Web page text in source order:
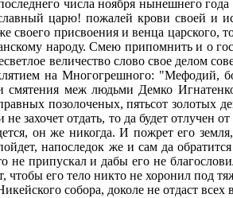
числа ноября нынешнего
царю! пожалей крови своей и
присвоения и венца царского,
народу. Смею припомнить и о
величество слово свое делом
на Многогрешного: "Мефодий,
меж людьми Демко
позолоченых, пятьсот золотых
захочет отдать, то да будет
он же никогда. И пожрет его
напоследок же и сам да
припускал и дабы его не
его тело никто не хоронил под
собора, доколе не отдаст